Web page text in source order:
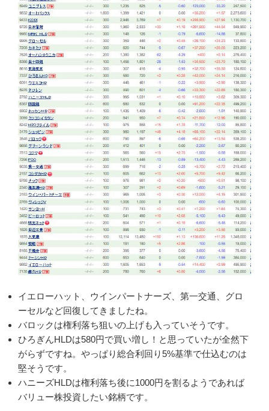
イエローハット、ウインパートナーズ、第一交通、グロ
ーセルなど回復してきましたね。
バロックは権利落ち狙いの上げも入っていそうです。
ひろぎんHLDは580円で買い増し！と思っていたが全然下
がらずですね。やっぱり総合利回り5%基準で仕込むのは
堅そうです。
ハニーズHLDは権利落ち後に1000円を割るようであれば
バリュー株投資したい銘柄です。